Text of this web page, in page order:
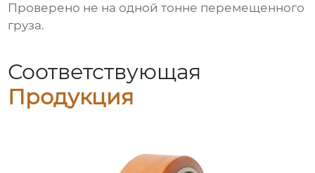
Проверено не на одной тонне перемещенного
груза.
Соответствующая
Продукция